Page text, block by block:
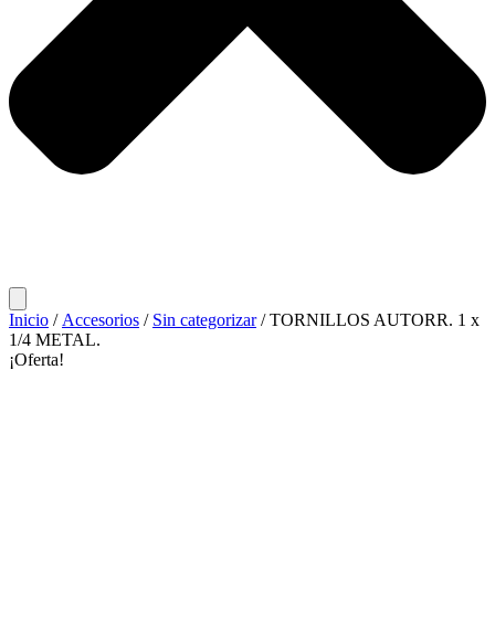
Inicio / Accesorios / Sin categorizar/ TORNILLOS AUTORR. 1 x
1/4 METAL.
¡Oferta!